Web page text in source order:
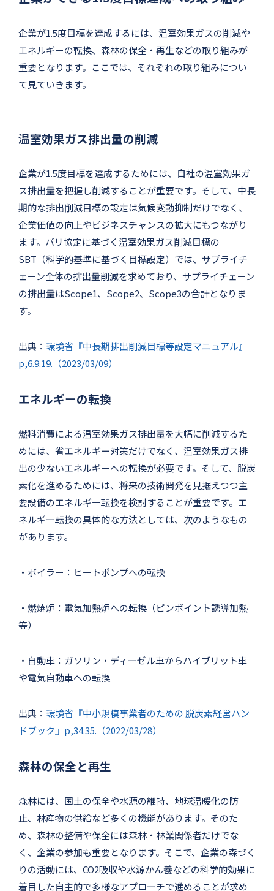
企業が1.5度目標を達成するには、温室効果ガスの削減や
エネルギーの転換、森林の保全・再生などの取り組みが
重要となります。ここでは、それぞれの取り組みについ
て見ていきます。
温室効果ガス排出量の削減
企業が1.5度目標を達成するためには、自社の温室効果ガ
ス排出量を把握し削減することが重要です。そして、中長
期的な排出削減目標の設定は気候変動抑制だけでなく、
企業価値の向上やビジネスチャンスの拡大にもつながり
ます。パリ協定に基づく温室効果ガス削減目標の
SBT（科学的基準に基づく目標設定）では、サプライチ
ェーン全体の排出量削減を求めており、サプライチェーン
の排出量はScope1、Scope2、Scope3の合計となりま
す。
出典： 環境省『中⻑期排出削減⽬標等設定マニュアル』
p,6.9.19.（2023/03/09）
エネルギーの転換
燃料消費による温室効果ガス排出量を大幅に削減するた
めには、省エネルギー対策だけでなく、温室効果ガス排
出の少ないエネルギーへの転換が必要です。そして、脱炭
素化を進めるためには、将来の技術開発を見据えつつ主
要設備のエネルギー転換を検討することが重要です。エ
ネルギー転換の具体的な方法としては、次のようなもの
があります。
・ボイラー：ヒートポンプへの転換
・燃焼炉：電気加熱炉への転換（ピンポイント誘導加熱
等）
・自動車：ガソリン・ディーゼル車からハイブリット車
や電気自動車への転換
出典： 環境省『中小規模事業者のための 脱炭素経営ハン
ドブック』p,34.35.（2022/03/28）
森林の保全と再生
森林には、国土の保全や水源の維持、地球温暖化の防
止、林産物の供給など多くの機能があります。そのた
め、森林の整備や保全には森林・林業関係者だけでな
く、企業の参加も重要となります。そこで、企業の森づく
りの活動には、CO2吸収や水源かん養などの科学的効果に
着目した自主的で多様なアプローチで進めることが求め